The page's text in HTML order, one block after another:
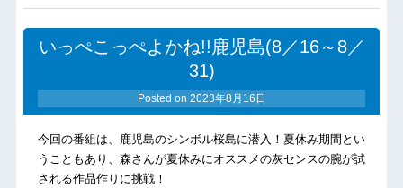
いっぺこっぺよかね!!鹿児島(8／16～8／
31)
Posted on 2023年8月16日
今回の番組は、鹿児島のシンボル桜島に潜入！夏休み期間とい
うこともあり、森さんが夏休みにオススメの灰センスの腕が試
される作品作りに挑戦！